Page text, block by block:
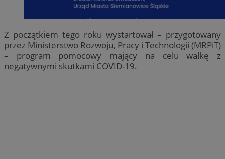
Z początkiem tego roku wystartował – przygotowany
przez Ministerstwo Rozwoju, Pracy i Technologii (MRPiT)
– program pomocowy mający na celu walkę z
negatywnymi skutkami COVID-19.